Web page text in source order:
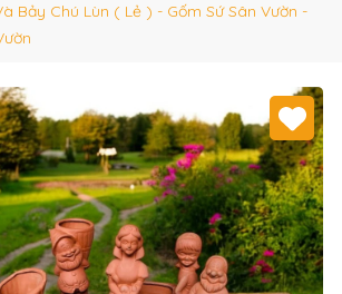
Bảy Chú Lùn ( Lẻ ) - Gốm Sứ Sân Vườn -